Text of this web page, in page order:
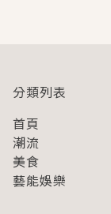
分類列表
首頁
潮流
美食
藝能娛樂